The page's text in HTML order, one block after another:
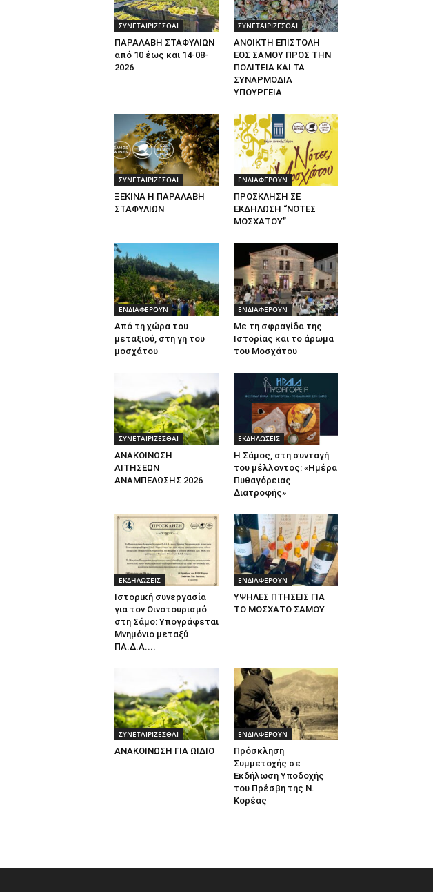
ΣΥΝΕΤΑΙΡΙΖΕΣΘΑΙ
ΠΑΡΑΛΑΒΗ ΣΤΑΦΥΛΙΩΝ
από 10 έως και 14-08-
2026
ΣΥΝΕΤΑΙΡΙΖΕΣΘΑΙ
ΑΝΟΙΚΤΗ ΕΠΙΣΤΟΛΗ
ΕΟΣ ΣΑΜΟΥ ΠΡΟΣ ΤΗΝ
ΠΟΛΙΤΕΙΑ ΚΑΙ ΤΑ
ΣΥΝΑΡΜΟΔΙΑ
ΥΠΟΥΡΓΕΙΑ
ΣΥΝΕΤΑΙΡΙΖΕΣΘΑΙ
ΞΕΚΙΝΑ Η ΠΑΡΑΛΑΒΗ
ΣΤΑΦΥΛΙΩΝ
ΕΝΔΙΑΦΕΡΟΥΝ
ΠΡΟΣΚΛΗΣΗ ΣΕ
ΕΚΔΗΛΩΣΗ “ΝΟΤΕΣ
ΜΟΣΧΑΤΟΥ”
ΕΝΔΙΑΦΕΡΟΥΝ
Από τη χώρα του
μεταξιού, στη γη του
μοσχάτου
ΕΝΔΙΑΦΕΡΟΥΝ
Με τη σφραγίδα της
Ιστορίας και το άρωμα
του Μοσχάτου
ΣΥΝΕΤΑΙΡΙΖΕΣΘΑΙ
ΑΝΑΚΟΙΝΩΣΗ
ΑΙΤΗΣΕΩΝ
ΑΝΑΜΠΕΛΩΣΗΣ 2026
ΕΚΔΗΛΩΣΕΙΣ
Η Σάμος, στη συνταγή
του μέλλοντος: «Ημέρα
Πυθαγόρειας
Διατροφής»
ΕΚΔΗΛΩΣΕΙΣ
Ιστορική συνεργασία
για τον Οινοτουρισμό
στη Σάμο: Υπογράφεται
Μνημόνιο μεταξύ
ΠΑ.Δ.Α....
ΕΝΔΙΑΦΕΡΟΥΝ
ΥΨΗΛΕΣ ΠΤΗΣΕΙΣ ΓΙΑ
ΤΟ ΜΟΣΧΑΤΟ ΣΑΜΟΥ
ΣΥΝΕΤΑΙΡΙΖΕΣΘΑΙ
ΑΝΑΚΟΙΝΩΣΗ ΓΙΑ ΩΙΔΙΟ
ΕΝΔΙΑΦΕΡΟΥΝ
Πρόσκληση
Συμμετοχής σε
Εκδήλωση Υποδοχής
του Πρέσβη της Ν.
Κορέας